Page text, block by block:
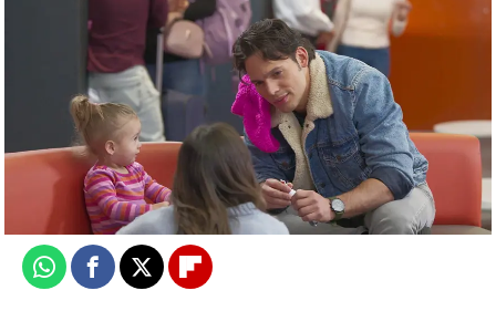
Nova
Publicado:10 de junio de 2026, 21:45
WhatsappFacebook
X Flipboard